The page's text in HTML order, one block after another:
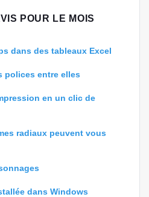
POUR LE MOIS
dans des tableaux Excel
polices entre elles
en un clic de
radiaux peuvent vous
dans Windows